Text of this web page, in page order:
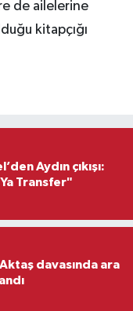
de ailelerine
kitapçığı
Aydın çıkışı:
Transfer"
davasında ara